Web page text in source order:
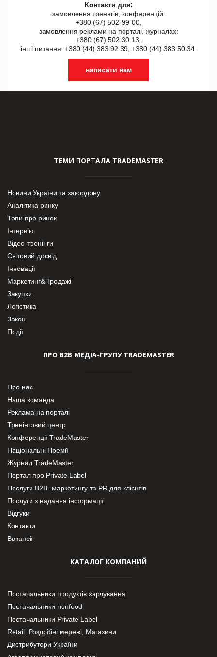
Контакти для:
замовлення треннгів, конференцій:
+380 (67) 502-99-00,
замовлення реклами на порталі, журналах:
+380 (67) 502 30 13,
інші питання: +380 (44) 383 92 39, +380 (44) 383 50 34.
написати нам
ТЕМИ ПОРТАЛА TRADEMASTER
Новини України та закордону
Аналітика ринку
Топи про ринок
Інтерв’ю
Відео-тренінги
Світовий досвід
Інновації
Маркетинг&Продажі
Закупки
Логістика
Закон
Події
ПРО В2В МЕДІА-ГРУПУ TRADEMASTER
Про нас
Наша команда
Реклама на порталі
Тренінговий центр
Конференції TradeMaster
Національні Премії
Журнал TradeMaster
Портал про Private Label
Послуги В2В- маркетингу та PR для клієнтів
Послуги з надання інформації
Відгуки
Контакти
Вакансії
КАТАЛОГ КОМПАНИЙ
Постачальники продуктів харчування
Постачальники nonfood
Постачальники Private Label
Retail. Роздрібні мережі, Магазини
Дистрибутори України